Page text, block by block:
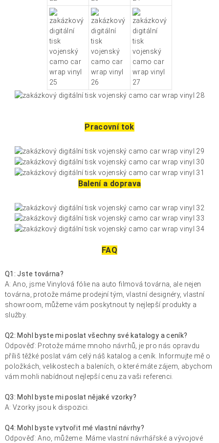
Pracovní tok
Balení a doprava
FAQ
Q1: Jste továrna?
A: Ano, jsme Vinylová fólie na auto filmová továrna, ale nejen
továrna, protože máme prodejní tým, vlastní designéry, vlastní
showroom, můžeme vám poskytnout ty nejlepší produkty a
služby.
Q2: Mohl byste mi poslat všechny své katalogy a ceník?
Odpověď: Protože máme mnoho návrhů, je pro nás opravdu
příliš těžké poslat vám celý náš katalog a ceník. Informujte mě o
položkách, velikostech a baleních, o které máte zájem, abychom
vám mohli nabídnout nejlepší cenu za vaši referenci.
Q3: Mohl byste mi poslat nějaké vzorky?
A: Vzorky jsou k dispozici.
Q4: Mohl byste vytvořit mé vlastní návrhy?
Odpověď: Ano, můžeme. Máme vlastní návrhářské a vývojové